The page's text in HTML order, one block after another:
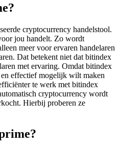
cryptocurrency handelstool.
jou handelt. Zo wordt
meer voor ervaren handelaren
Dat betekent niet dat bitindex
met ervaring. Omdat bitindex
effectief mogelijk wilt maken
te werk met bitindex
cryptocurrency wordt
Hierbij proberen ze